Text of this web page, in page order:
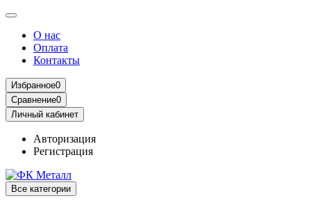
О нас
Оплата
Контакты
Избранное0
Сравнение0
Личный кабинет
Авторизация
Регистрация
Все категории